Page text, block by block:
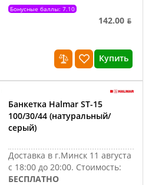
Бонусные баллы: 7.10
142.00 ƃ
Купить
Банкетка Halmar ST-15
100/30/44 (натуральный/
серый)
Доставка в г.Минск 11 августа
с 18:00 до 20:00. Стоимость:
БЕСПЛАТНО